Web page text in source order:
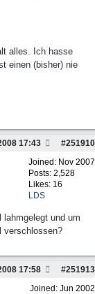
alles. Ich hasse
einen (bisher) nie
#251910
17:43
Joined: Nov 2007
Posts: 2,528
Likes: 16
LDS
lahmgelegt und um
verschlossen?
#251913
17:58
Joined: Jun 2002